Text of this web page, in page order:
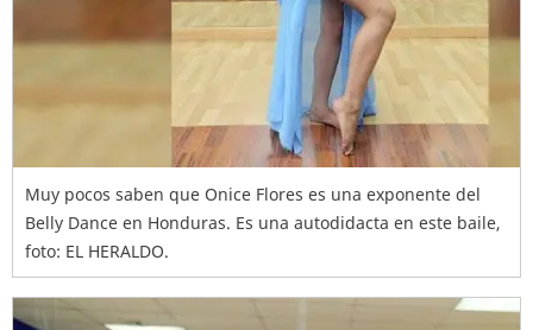
Muy pocos saben que Onice Flores es una exponente del
Belly Dance en Honduras. Es una autodidacta en este baile,
foto: EL HERALDO.